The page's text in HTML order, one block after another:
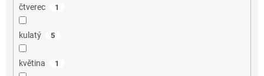
čtverec 1
kulatý 5
květina 1